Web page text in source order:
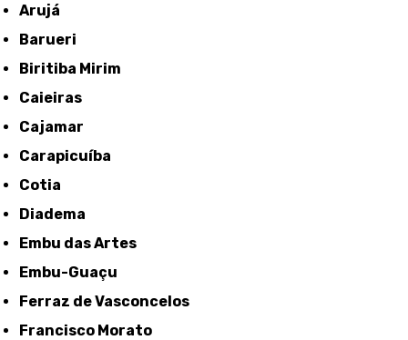
Arujá
Barueri
Biritiba Mirim
Caieiras
Cajamar
Carapicuíba
Cotia
Diadema
Embu das Artes
Embu-Guaçu
Ferraz de Vasconcelos
Francisco Morato